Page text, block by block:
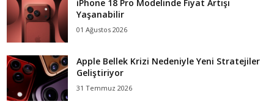
iPhone 18 Pro Modelinde Fiyat Artışı
Yaşanabilir
01 Ağustos 2026
Apple Bellek Krizi Nedeniyle Yeni Stratejiler
Geliştiriyor
31 Temmuz 2026